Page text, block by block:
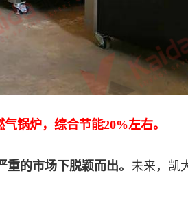
锅炉，综合节能20%左右。
的市场下脱颖而出。 未来，凯